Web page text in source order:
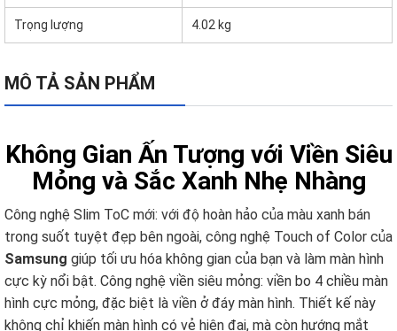
Trọng lượng 4.02 kg
MÔ TẢ SẢN PHẨM
Không Gian Ấn Tượng với Viền Siêu
Mỏng và Sắc Xanh Nhẹ Nhàng
Công nghệ Slim ToC mới: với độ hoàn hảo của màu xanh bán
trong suốt tuyệt đẹp bên ngoài, công nghệ Touch of Color của
Samsung giúp tối ưu hóa không gian của bạn và làm màn hình
cực kỳ nổi bật. Công nghệ viền siêu mỏng: viền bo 4 chiều màn
hình cực mỏng, đặc biệt là viền ở đáy màn hình. Thiết kế này
không chỉ khiến màn hình có vẻ hiện đại, mà còn hướng mắt